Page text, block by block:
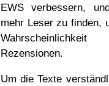
EWS verbessern,
mehr Leser zu finden,
Rezensionen.
Um die Texte